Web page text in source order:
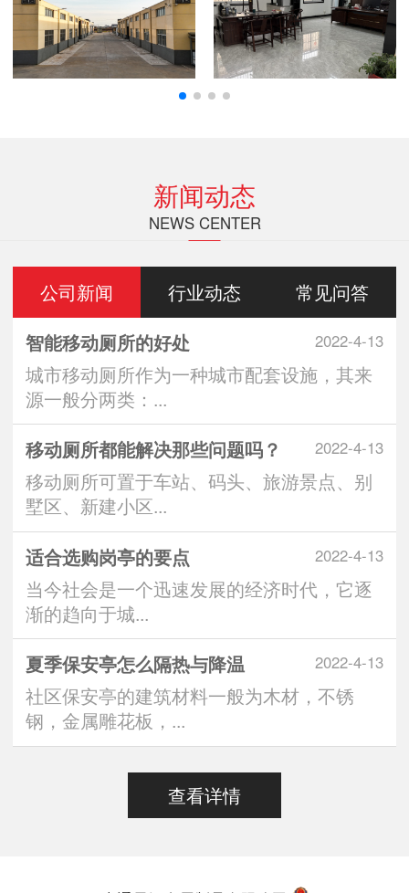
新闻动态
NEWS CENTER
公司新闻 行业动态 常见问答
2022-4-13
智能移动厕所的好处
城市移动厕所作为一种城市配套设施，其来
源一般分两类：...
2022-4-13
移动厕所都能解决那些问题吗？
移动厕所可置于车站、码头、旅游景点、别
墅区、新建小区...
2022-4-13
适合选购岗亭的要点
当今社会是一个迅速发展的经济时代，它逐
渐的趋向于城...
2022-4-13
夏季保安亭怎么隔热与降温
社区保安亭的建筑材料一般为木材，不锈
钢，金属雕花板，...
查看详情